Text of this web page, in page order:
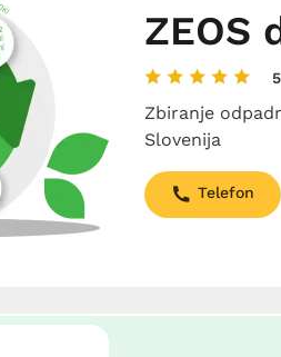
ZEOS
5
Zbiranje
Slovenija
Telefon